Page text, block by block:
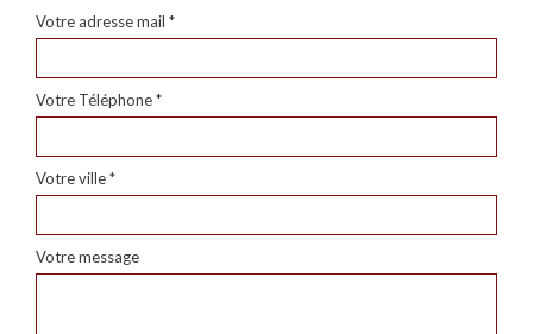
Votre adresse mail *
Votre Téléphone *
Votre ville *
Votre message